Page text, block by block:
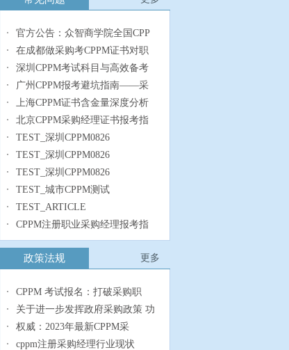
官方公告：众智商学院全国CPP
在成都做采购考CPPM证书对职
深圳CPPM考试科目与高效备考
广州CPPM报考避坑指南——采
上海CPPM证书含金量深度分析
北京CPPM采购经理证书报考指
TEST_深圳CPPM0826
TEST_深圳CPPM0826
TEST_深圳CPPM0826
TEST_城市CPPM测试
TEST_ARTICLE
CPPM注册职业采购经理报考指
更多
政策法规
CPPM 考试报名：打破采购职
关于进一步发挥政府采购政策 功
权威：2023年最新CPPM采
cppm注册采购经理行业现状